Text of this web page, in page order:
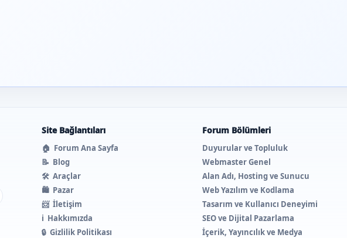
Site Bağlantıları
🏠 Forum Ana Sayfa
📝 Blog
🛠️ Araçlar
🛍️ Pazar
📨 İletişim
ℹ️ Hakkımızda
🔒 Gizlilik Politikası
Forum Bölümleri
Duyurular ve Topluluk
Webmaster Genel
Alan Adı, Hosting ve Sunucu
Web Yazılım ve Kodlama
Tasarım ve Kullanıcı Deneyimi
SEO ve Dijital Pazarlama
İçerik, Yayıncılık ve Medya